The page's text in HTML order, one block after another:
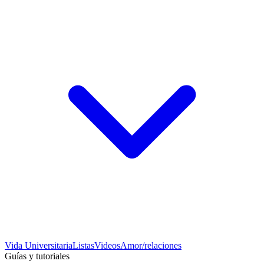
Vida UniversitariaListasVideosAmor/relaciones
Guías y tutoriales